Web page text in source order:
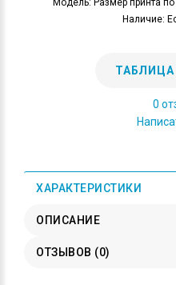
Наличие:
ТАБЛИЦА
0
ХАРАКТЕРИСТИКИ
ОПИСАНИЕ
ОТЗЫВОВ (0)